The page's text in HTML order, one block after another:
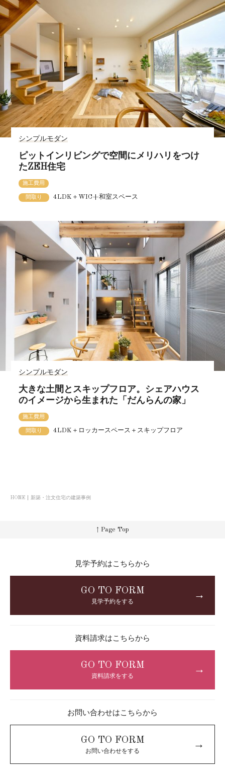
シンプルモダン
ピットインリビングで空間にメリハリをつけ
たZEH住宅
施工費用
間取り 4LDK＋WIC+和室スペース
シンプルモダン
大きな土間とスキップフロア。シェアハウス
のイメージから生まれた「だんらんの家」
施工費用
間取り 4LDK＋ロッカースペース＋スキップフロア
HOME 新築・注文住宅の建築事例
↑ Page Top
見学予約はこちらから
GO TO FORM
見学予約をする
→
資料請求はこちらから
GO TO FORM
資料請求をする
→
お問い合わせはこちらから
GO TO FORM
お問い合わせをする
→